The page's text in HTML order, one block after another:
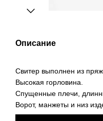
Описание
Свитер выполнен из
Высокая горловина.
Спущенные плечи,
Ворот, манжеты и низ